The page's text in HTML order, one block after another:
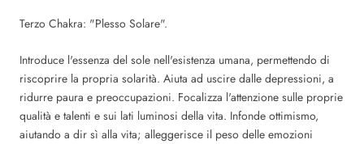
Terzo Chakra: "Plesso Solare".
Introduce l'essenza del sole nell'esistenza umana, permettendo di
riscoprire la propria solarità. Aiuta ad uscire dalle depressioni, a
ridurre paura e preoccupazioni. Focalizza l'attenzione sulle proprie
qualità e talenti e sui lati luminosi della vita. Infonde ottimismo,
aiutando a dir sì alla vita; alleggerisce il peso delle emozioni